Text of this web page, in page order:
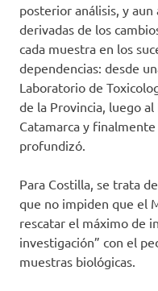
posterior análisis, y
derivadas de los
cada muestra en los
dependencias: desde
Laboratorio de
de la Provincia, luego
Catamarca y
profundizó.
Para Costilla, se trata
que no impiden que el
rescatar el máximo de
investigación” con el
muestras biológicas.